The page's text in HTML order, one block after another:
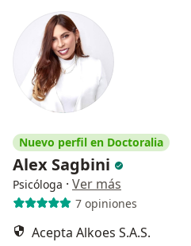
Nuevo perfil en Doctoralia
Alex Sagbini
Psicóloga · Ver más
7 opiniones
Acepta Alkoes S.A.S.